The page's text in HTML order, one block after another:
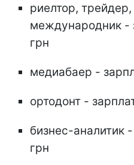
риелтор,
международник -
грн
медиабаер -
ортодонт -
бизнес-аналитик
грн